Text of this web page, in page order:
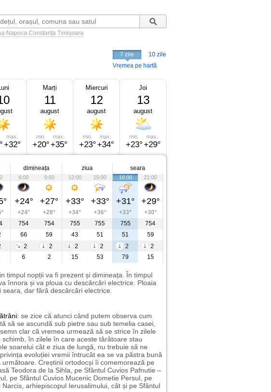
Napoca Constanța Timișoara
7 zile
10 zile
Vremea pe hartă
max.
+32°
Marți
11
august
min.
+20°
max.
+35°
Miercuri
12
august
min.
+23°
max.
+34°
Joi
13
august
min.
+23°
max.
+29°
dimineața ziua seara
6:00 9:00 12:00 15:00 18:00 21:00
+24° +27° +33° +33° +31° +29°
+24° +28° +34° +36° +33°
+30°
754 754 755 755 755
754
66 59 43 51 51
59
2 2 2 2 2
2
6 2 15 53 79 15
timpul nopții va fi prezent și dimineața. În timpul
înnora și va ploua cu descărcări electrice. Ploaia
seara, dar fără descărcări electrice.
se zice că atunci când putem observa cum
să se ascundă sub pietre sau sub temelia casei,
clar că vremea urmează să se strice în zilele
schimb, în zilele în care aceste târâtoare stau
soarelui cât e ziua de lungă, nu trebuie să ne
evoluției vremii întrucât ea se va păstra bună
Creștinii ortodocși îi comemorează pe
Teodora de la Sihla, pe Sfântul Cuvios Pafnutie –
pe Sfântul Cuvios Mucenic Dometie Persul, pe
Narcis, arhiepiscopul Ierusalimului, cât și pe Sfântul